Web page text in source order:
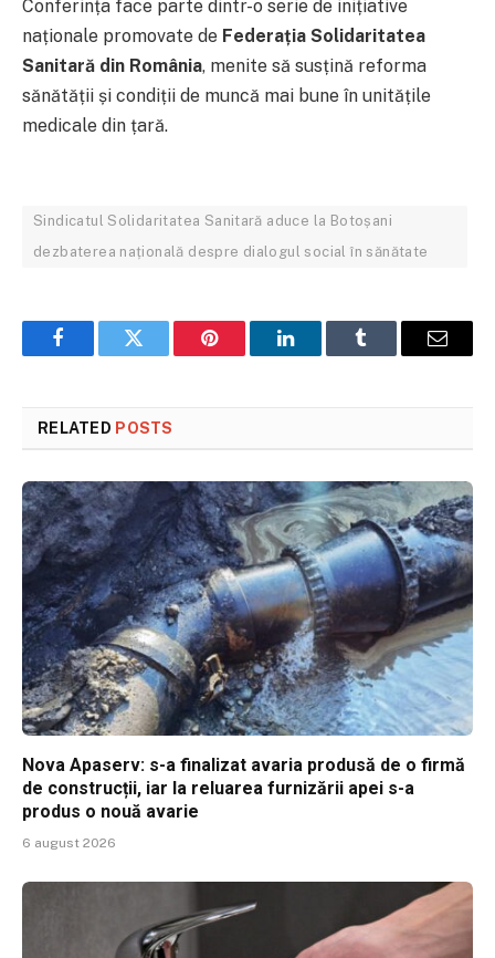
Conferința face parte dintr-o serie de inițiative
naționale promovate de Federația Solidaritatea
Sanitară din România, menite să susțină reforma
sănătății și condiții de muncă mai bune în unitățile
medicale din țară.
Sindicatul Solidaritatea Sanitară aduce la Botoșani
dezbaterea națională despre dialogul social în sănătate
FacebookTwitter Pinterest LinkedInTumblr Email
RELATED POSTS
Nova Apaserv: s-a finalizat avaria produsă de o firmă
de construcții, iar la reluarea furnizării apei s-a
produs o nouă avarie
6 august 2026